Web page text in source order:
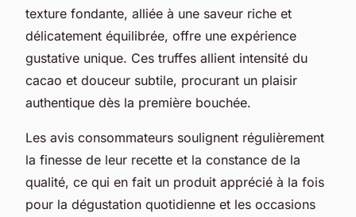
texture fondante, alliée à une saveur riche et
délicatement équilibrée, offre une expérience
gustative unique. Ces truffes allient intensité du
cacao et douceur subtile, procurant un plaisir
authentique dès la première bouchée.
Les avis consommateurs soulignent régulièrement
la finesse de leur recette et la constance de la
qualité, ce qui en fait un produit apprécié à la fois
pour la dégustation quotidienne et les occasions